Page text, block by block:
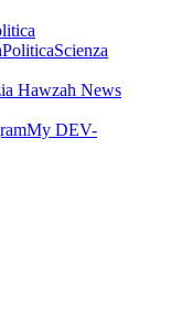
PoliticaScienza
Hawzah News
My DEV-